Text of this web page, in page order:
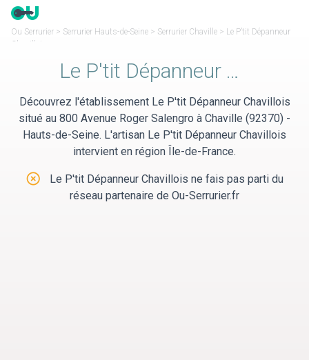
Panneau de gestion des cookies
Ou Serrurier > Serrurier Hauts-de-Seine > Serrurier Chaville > Le P’tit Dépanneur
Chavillois
Le P'tit Dépanneur Chavillois
Découvrez l'établissement Le P'tit Dépanneur Chavillois
situé au 800 Avenue Roger Salengro à Chaville (92370) -
Hauts-de-Seine. L'artisan Le P'tit Dépanneur Chavillois
intervient en région Île-de-France.
Le P'tit Dépanneur Chavillois ne fais pas parti du
réseau partenaire de Ou-Serrurier.fr